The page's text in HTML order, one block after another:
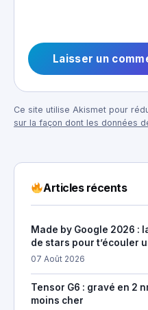
Ce site utilise Akismet pour
sur la façon dont les données
Articles récents
Made by Google 2026 :
de stars pour t’écouler
07 Août 2026
Tensor G6 : gravé en 2
moins cher